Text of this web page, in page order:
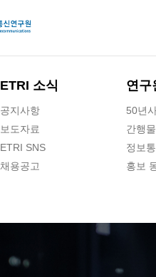
ETRI 소식
공지사항
보도자료
ETRI SNS
채용공고
연구
50년
간행물
정보
홍보